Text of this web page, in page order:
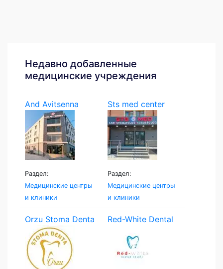
Недавно добавленные
медицинские учреждения
And Avitsenna
Раздел:
Медицинские центры
и клиники
Sts med center
Раздел:
Медицинские центры
и клиники
Orzu Stoma Denta
Red-White Dental